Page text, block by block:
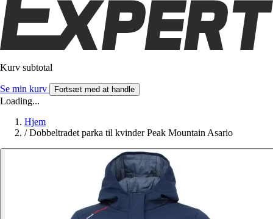
Kurv subtotal
Se min kurv Fortsæt med at handle
Loading...
Hjem
/ Dobbeltradet parka til kvinder Peak Mountain Asario